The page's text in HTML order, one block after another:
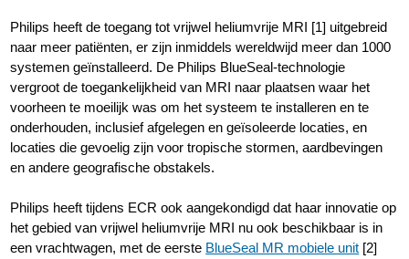
Philips heeft de toegang tot vrijwel heliumvrije MRI [1] uitgebreid
naar meer patiënten, er zijn inmiddels wereldwijd meer dan 1000
systemen geïnstalleerd. De Philips BlueSeal-technologie
vergroot de toegankelijkheid van MRI naar plaatsen waar het
voorheen te moeilijk was om het systeem te installeren en te
onderhouden, inclusief afgelegen en geïsoleerde locaties, en
locaties die gevoelig zijn voor tropische stormen, aardbevingen
en andere geografische obstakels.
Philips heeft tijdens ECR ook aangekondigd dat haar innovatie op
het gebied van vrijwel heliumvrije MRI nu ook beschikbaar is in
een vrachtwagen, met de eerste BlueSeal MR mobiele unit [2]